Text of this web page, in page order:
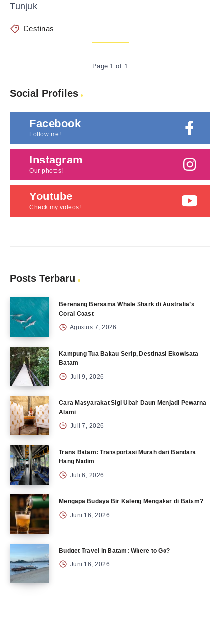
Tunjuk
Destinasi
Page 1 of 1
Social Profiles
Facebook
Follow me!
Instagram
Our photos!
Youtube
Check my videos!
Posts Terbaru
Berenang Bersama Whale Shark di Australia’s
Coral Coast
Agustus 7, 2026
Kampung Tua Bakau Serip, Destinasi Ekowisata
Batam
Juli 9, 2026
Cara Masyarakat Sigi Ubah Daun Menjadi Pewarna
Alami
Juli 7, 2026
Trans Batam: Transportasi Murah dari Bandara
Hang Nadim
Juli 6, 2026
Mengapa Budaya Bir Kaleng Mengakar di Batam?
Juni 16, 2026
Budget Travel in Batam: Where to Go?
Juni 16, 2026